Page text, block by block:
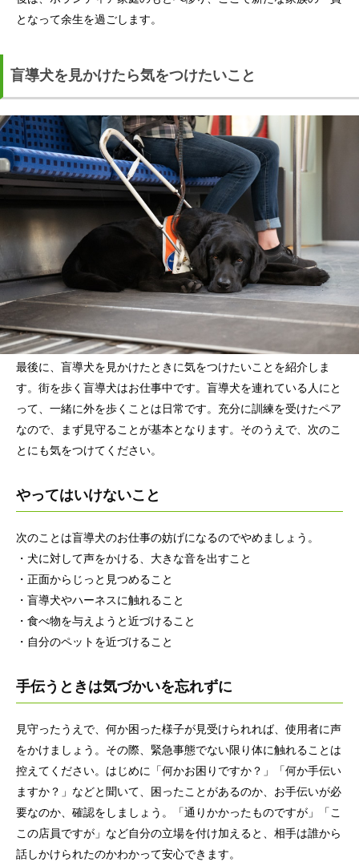
となって余生を過ごします。
盲導犬を見かけたら気をつけたいこと
最後に、盲導犬を見かけたときに気をつけたいことを紹介しま
す。街を歩く盲導犬はお仕事中です。盲導犬を連れている人にと
って、一緒に外を歩くことは日常です。充分に訓練を受けたペア
なので、まず見守ることが基本となります。そのうえで、次のこ
とにも気をつけてください。
やってはいけないこと
次のことは盲導犬のお仕事の妨げになるのでやめましょう。
・犬に対して声をかける、大きな音を出すこと
・正面からじっと見つめること
・盲導犬やハーネスに触れること
・食べ物を与えようと近づけること
・自分のペットを近づけること
手伝うときは気づかいを忘れずに
見守ったうえで、何か困った様子が見受けられれば、使用者に声
をかけましょう。その際、緊急事態でない限り体に触れることは
控えてください。はじめに「何かお困りですか？」「何か手伝い
ますか？」などと聞いて、困ったことがあるのか、お手伝いが必
要なのか、確認をしましょう。「通りかかったものですが」「こ
この店員ですが」など自分の立場を付け加えると、相手は誰から
話しかけられたのかわかって安心できます。